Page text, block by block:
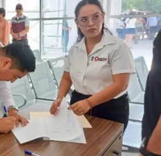
continuarán durante los
a la población
informada y atender
ambiente húmedo y las altas
protagonistas en la región,
de autocuidado para
Noticias